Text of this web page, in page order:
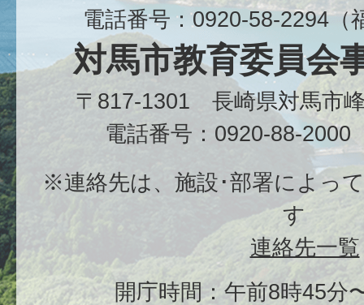
電話番号：0920-58-2294（
対馬市教育委員会
〒817-1301 長崎県対馬市
電話番号：0920-88-2000
※連絡先は、施設･部署によっ
す
連絡先一覧
開庁時間：午前8時45分